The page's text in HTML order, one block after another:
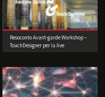
Resoconto Avant-garde Workshop –
TouchDesigner per la live